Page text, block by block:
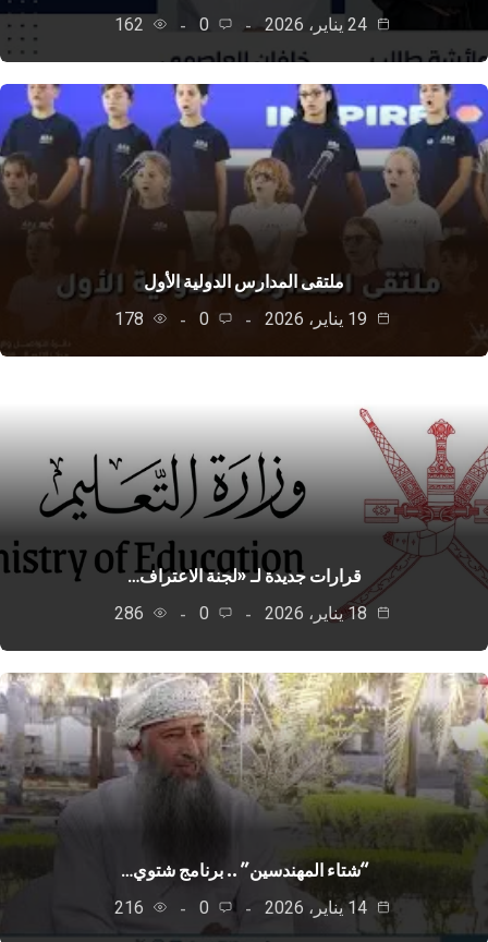
0
162
ملتقى المدارس الدولية الأول
0
178
قرارات جديدة لـ «لجنة الاعتراف…
0
286
“شتاء المهندسين” .. برنامج شتوي…
0
216